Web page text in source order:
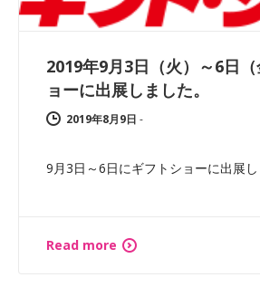
2019年9月3日（火）～6日
ョーに出展しました。
2019年8月9日 -
9月3日～6日にギフトショーに出展
Read more